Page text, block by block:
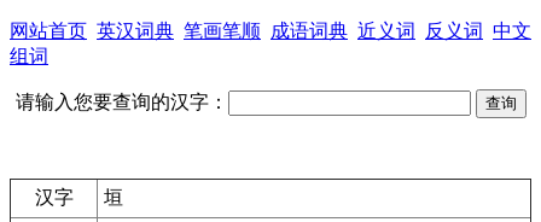
网站首页 英汉词典 笔画笔顺 成语词典 近义词 反义词 中文
组词
请输入您要查询的汉字：
汉字 垣